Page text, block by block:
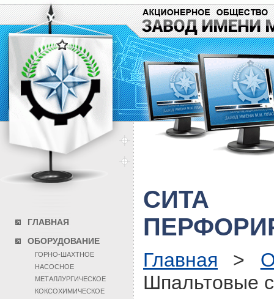
ГЛАВНАЯ
ОБОРУДОВАНИЕ
ГОРНО-ШАХТНОЕ
НАСОСНОЕ
МЕТАЛЛУРГИЧЕСКОЕ
КОКСОХИМИЧЕСКОЕ
СИТА
Главная >
Шпальтовые